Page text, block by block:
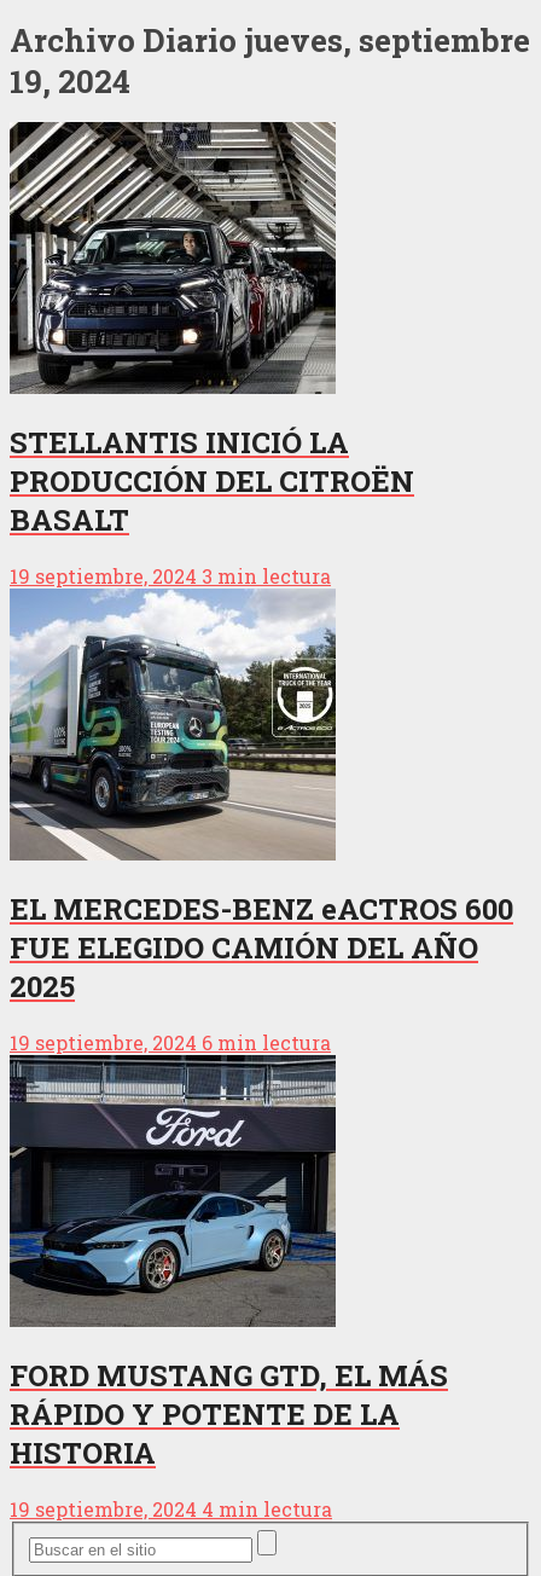
Archivo Diario jueves, septiembre
19, 2024
STELLANTIS INICIÓ LA
PRODUCCIÓN DEL CITROËN
BASALT
19 septiembre, 2024 3 min lectura
EL MERCEDES-BENZ eACTROS 600
FUE ELEGIDO CAMIÓN DEL AÑO
2025
19 septiembre, 2024 6 min lectura
FORD MUSTANG GTD, EL MÁS
RÁPIDO Y POTENTE DE LA
HISTORIA
19 septiembre, 2024 4 min lectura